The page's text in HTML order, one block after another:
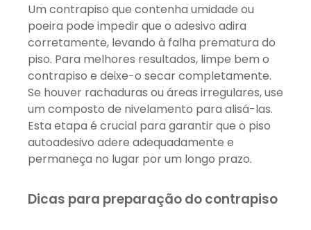
Um contrapiso que contenha umidade ou
poeira pode impedir que o adesivo adira
corretamente, levando à falha prematura do
piso. Para melhores resultados, limpe bem o
contrapiso e deixe-o secar completamente.
Se houver rachaduras ou áreas irregulares, use
um composto de nivelamento para alisá-las.
Esta etapa é crucial para garantir que o piso
autoadesivo adere adequadamente e
permaneça no lugar por um longo prazo.
Dicas para preparação do contrapiso